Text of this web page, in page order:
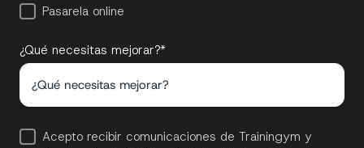
Pasarela online
¿Qué necesitas mejorar?*
Acepto recibir comunicaciones de Trainingym y